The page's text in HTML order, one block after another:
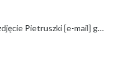
Stale kupuję pietruszkę brudną w ilościach 20t. Zima: +[telefon] E-mail: zdjęcie Pietruszki [e-mail] gmail.com